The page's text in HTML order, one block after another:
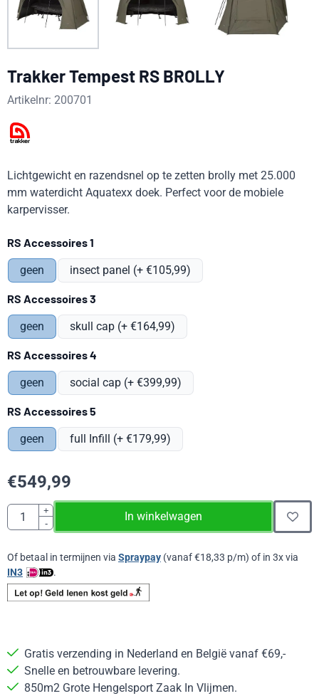
Trakker Tempest RS BROLLY
Artikelnr: 200701
Lichtgewicht en razendsnel op te zetten brolly met 25.000
mm waterdicht Aquatexx doek. Perfect voor de mobiele
karpervisser.
Maak een keuze voor
RS Accessoires 1
geen insect panel (+ €105,99)
Maak een keuze voor
RS Accessoires 3
geen skull cap (+ €164,99)
Maak een keuze voor
RS Accessoires 4
geen social cap (+ €399,99)
Maak een keuze voor
RS Accessoires 5
geen full Infill (+ €179,99)
€549,99
Aantal
+
-
In winkelwagen
Of betaal in termijnen via Spraypay (vanaf€18,33 p/m) of in 3x via
IN3
.
Gratis verzending in Nederland en België vanaf €69,-
Snelle en betrouwbare levering.
850m2 Grote Hengelsport Zaak In Vlijmen.